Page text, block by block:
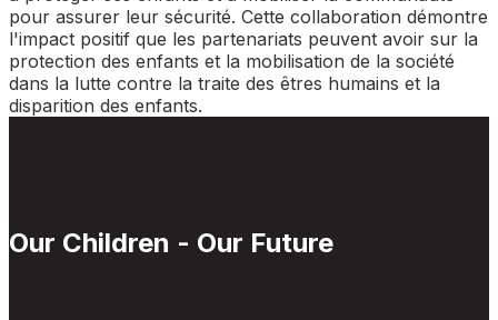
pour assurer leur sécurité. Cette collaboration démontre
l'impact positif que les partenariats peuvent avoir sur la
protection des enfants et la mobilisation de la société
dans la lutte contre la traite des êtres humains et la
disparition des enfants.
Our Children - Our Future